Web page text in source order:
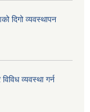
दिगो व्यवस्थापन
व्यवस्था गर्न